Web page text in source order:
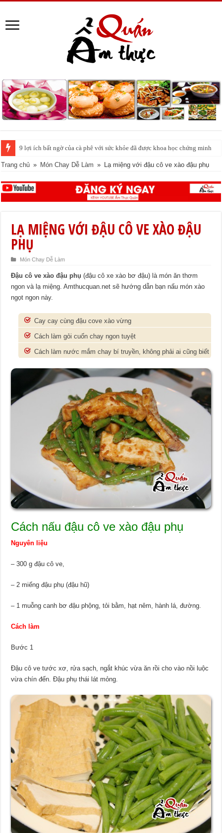
Cách pha nước chanh đá ngon đều nhau 10 ly như 1
Trang chủ » Món Chay Dễ Làm » Lạ miệng với đậu cô ve xào đậu phụ
LẠ MIỆNG VỚI ĐẬU CÔ VE XÀO ĐẬU
PHỤ
Món Chay Dễ Làm
Đậu cô ve xào đậu phụ (đậu cô xe xào bơ đậu) là món ăn thơm
ngon và lạ miệng. Amthucquan.net sẽ hướng dẫn bạn nấu món xào
ngọt ngon này.
Cay cay cùng đậu cove xào vừng
Cách làm gỏi cuốn chay ngon tuyệt
Cách làm nước mắm chay bí truyền, không phải ai cũng biết
Cách nấu đậu cô ve xào đậu phụ
Nguyên liệu
– 300 g đậu cô ve,
– 2 miếng đậu phụ (đậu hũ)
– 1 muỗng canh bơ đậu phộng, tỏi bằm, hạt nêm, hành lá, đường.
Cách làm
Bước 1
Đậu cô ve tước xơ, rửa sạch, ngắt khúc vừa ăn rồi cho vào nồi luộc
vừa chín đến. Đậu phụ thái lát mỏng.